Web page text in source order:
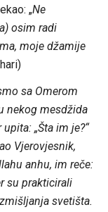
„Ne
osim radi
moje džamije
sa Omerom
nekog mesdžida
„Šta im je?“
Vjerovjesnik,
anhu, im reče:
su prakticirali
svetišta.